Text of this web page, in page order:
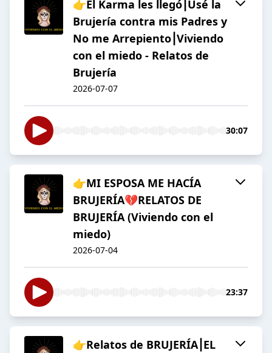
👉El Karma les llegó⎮Usé la
Brujería contra mis Padres y
No me Arrepiento⎮Viviendo
con el miedo - Relatos de
Brujería
2026-07-07
30:07
👉MI ESPOSA ME HACÍA
BRUJERÍA💔RELATOS DE
BRUJERÍA (Viviendo con el
miedo)
2026-07-04
23:37
👉Relatos de BRUJERÍA⎮EL